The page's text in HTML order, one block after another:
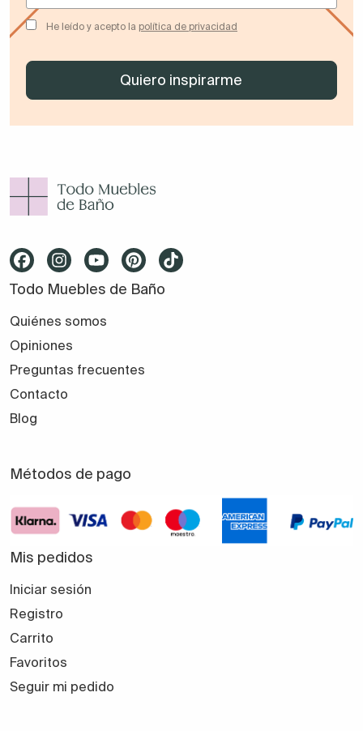
He leído y acepto la política de privacidad
Todo Muebles de Baño
Quiénes somos
Opiniones
Preguntas frecuentes
Contacto
Blog
Métodos de pago
Mis pedidos
Iniciar sesión
Registro
Carrito
Favoritos
Seguir mi pedido